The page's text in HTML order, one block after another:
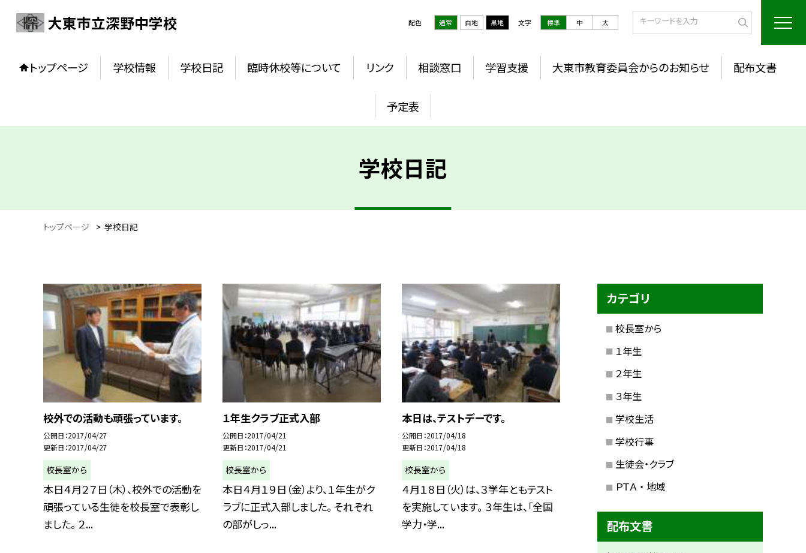
大東市立深野中学校 配色 通常 白地 黒地 文字 標準 中 大
トップページ 学校情報 学校日記 臨時休校等について リンク 相談窓口 学習支援 大東市教育委員会からのお知らせ 配布文書
予定表
学校日記
トップページ > 学校日記
校外での活動も頑張っています。
公開日 2017/04/27
更新日 2017/04/27
校長室から
本日４月２７日（木）、校外での活動を
頑張っている生徒を校長室で表彰し
ました。 ２...
１年生クラブ正式入部
公開日 2017/04/21
更新日 2017/04/21
校長室から
本日４月１９日（金）より、１年生がク
ラブに正式入部しました。 それぞれ
の部がしっ...
本日は、テストデーです。
公開日 2017/04/18
更新日 2017/04/18
校長室から
４月１８日（火）は、３学年ともテスト
を実施しています。 ３年生は、「全国
学力・学...
カテゴリ
校長室から
１年生
２年生
３年生
学校生活
学校行事
生徒会・クラブ
ＰＴＡ ・ 地域
配布文書